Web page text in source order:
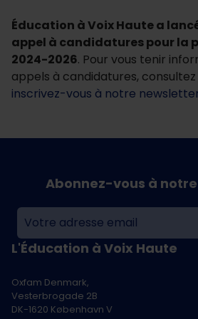
Éducation à Voix Haute a
appel à candidatures pour la
2024-2026. Pour vous tenir
appels à candidatures,
inscrivez-vous à notre
L'Éducation à Voix Haute
Oxfam Denmark,
Vesterbrogade 2B
DK-1620 København V
Abonnez-vous à